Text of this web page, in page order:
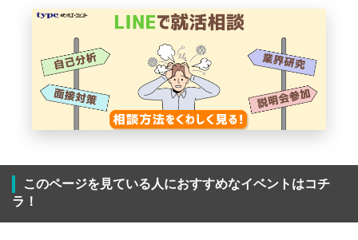
このページを見ている人におすすめなイベントはコチ
ラ！